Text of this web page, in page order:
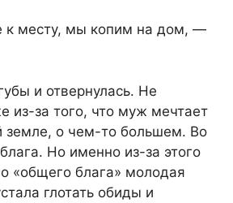
к месту, мы копим на дом, —
и отвернулась. Не
из-за того, что муж мечтает
земле, о чем-то большем. Во
Но именно из-за этого
«общего блага» молодая
глотать обиды и